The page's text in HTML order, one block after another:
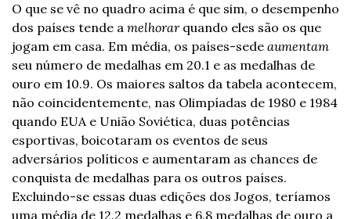
O que se vê no quadro acima é que sim, o desempenho
dos países tende a melhorar quando eles são os que
jogam em casa. Em média, os países-sede aumentam
seu número de medalhas em 20.1 e as medalhas de
ouro em 10.9. Os maiores saltos da tabela acontecem,
não coincidentemente, nas Olimpíadas de 1980 e 1984
quando EUA e União Soviética, duas potências
esportivas, boicotaram os eventos de seus
adversários políticos e aumentaram as chances de
conquista de medalhas para os outros países.
Excluindo-se essas duas edições dos Jogos, teríamos
uma média de 12.2 medalhas e 6.8 medalhas de ouro a